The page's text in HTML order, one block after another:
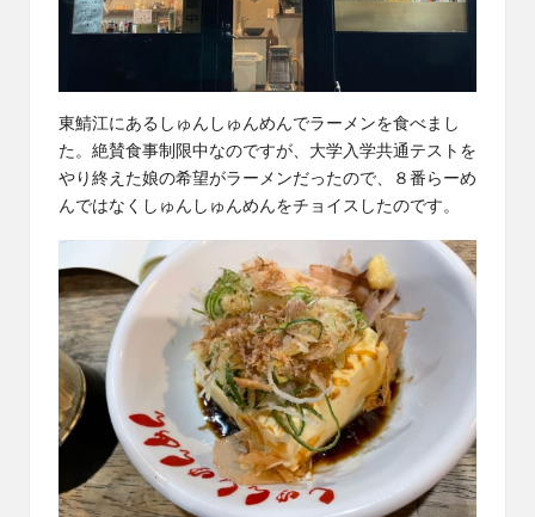
東鯖江にあるしゅんしゅんめんでラーメンを食べまし
た。絶賛食事制限中なのですが、大学入学共通テストを
やり終えた娘の希望がラーメンだったので、８番らーめ
んではなく
しゅんしゅんめんをチョイスしたのです。